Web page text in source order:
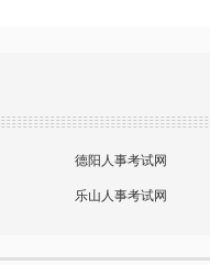
德阳人事考试网
乐山人事考试网